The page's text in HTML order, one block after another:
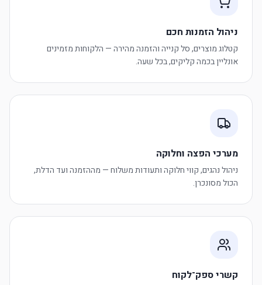
ניהול הזמנות חכם
קטלוג מוצרים, סל קנייה והזמנה מהירה — הלקוחות מזמינים
אונליין בכמה קליקים, בכל שעה.
מערכי הפצה וחלוקה
ניהול נהגים, קווי חלוקה ותעודות משלוח — מההזמנה ועד הדלת,
הכול מסונכרן.
קשרי ספק־לקוח